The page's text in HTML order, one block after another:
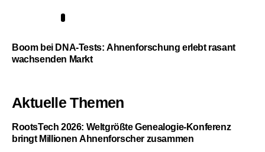
Boom bei DNA-Tests: Ahnenforschung erlebt rasant
wachsenden Markt
Aktuelle Themen
RootsTech 2026: Weltgrößte Genealogie-Konferenz
bringt Millionen Ahnenforscher zusammen